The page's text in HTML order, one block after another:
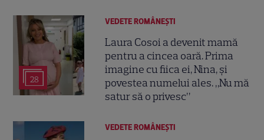
28
VEDETE ROMÂNEŞTI
Laura Cosoi a devenit mamă
pentru a cincea oară. Prima
imagine cu fiica ei, Nina, și
povestea numelui ales. „Nu mă
satur să o privesc”
VEDETE ROMÂNEŞTI